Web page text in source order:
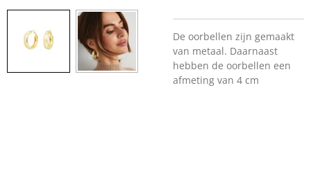
De oorbellen zijn gemaakt
van metaal. Daarnaast
hebben de oorbellen een
afmeting van 4 cm